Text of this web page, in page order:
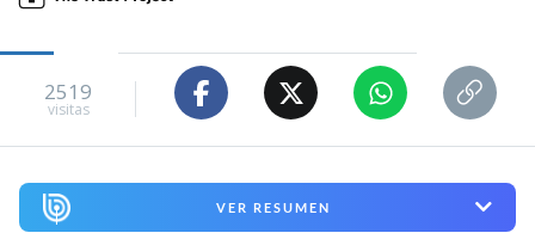
2519
visitas
VER RESUMEN